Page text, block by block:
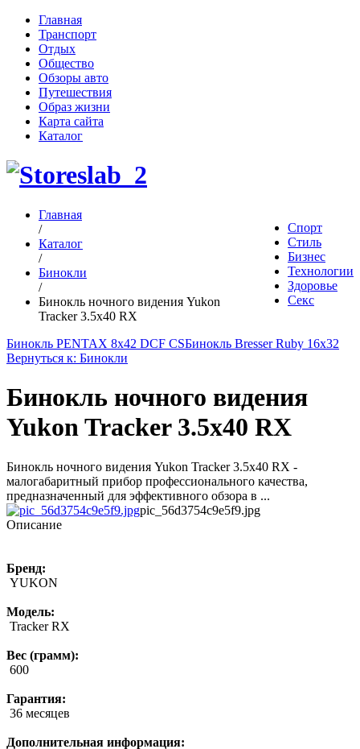
Главная
Транспорт
Отдых
Общество
Обзоры авто
Путешествия
Образ жизни
Карта сайта
Каталог
Спорт
Стиль
Бизнес
Технологии
Здоровье
Секс
Главная
/
Каталог
/
Бинокли
/
Бинокль ночного видения Yukon
Tracker 3.5x40 RX
Бинокль PENTAX 8x42 DCF CSБинокль Bresser Ruby 16x32
Вернуться к: Бинокли
Бинокль ночного видения
Yukon Tracker 3.5x40 RX
Бинокль ночного видения Yukon Tracker 3.5x40 RX -
малогабаритный прибор профессионального качества,
предназначенный для эффективного обзора в ...
pic_56d3754c9e5f9.jpg
Описание
Бренд:
YUKON
Модель:
Tracker RX
Вес (грамм):
600
Гарантия:
36 месяцев
Дополнительная информация: